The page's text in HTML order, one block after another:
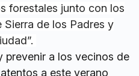
forestales junto con los
de los Padres y
prevenir a los vecinos de
a este verano